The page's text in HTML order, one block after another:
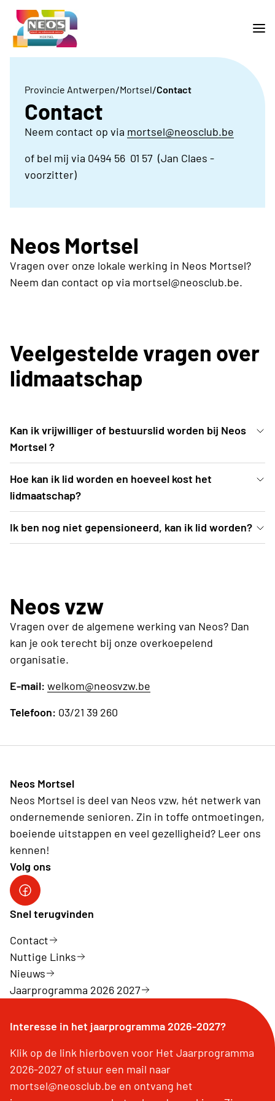
Provincie Antwerpen/Mortsel/Contact
Contact
Neem contact op via mortsel@neosclub.be
of bel mij via 0494 56 01 57 (Jan Claes -
voorzitter)
Neos Mortsel
Vragen over onze lokale werking in Neos Mortsel?
Neem dan contact op via mortsel@neosclub.be.
Veelgestelde vragen over
lidmaatschap
Kan ik vrijwilliger of bestuurslid worden bij Neos
Mortsel ?
Zeker! Neem contact met een van de bestuursleden
voor meer info.
Hoe kan ik lid worden en hoeveel kost het
lidmaatschap?
Lid worden kan via deze website met de knop op de
homepagina of door contact te nemen met een van
Ik ben nog niet gepensioneerd, kan ik lid worden?
Neos vzw
Vragen over de algemene werking van Neos? Dan
kan je ook terecht bij onze overkoepelend
organisatie.
E-mail: welkom@neosvzw.be
Telefoon: 03/21 39 260
Neos Mortsel
Neos Mortsel is deel van Neos vzw, hét netwerk van
ondernemende senioren. Zin in toffe ontmoetingen,
boeiende uitstappen en veel gezelligheid? Leer ons
kennen!
Volg ons
Snel terugvinden
Contact
Nuttige Links
Nieuws
Jaarprogramma 2026 2027
Interesse in het jaarprogramma 2026-2027?
Klik op de link hierboven voor Het Jaarprogramma
2026-2027 of stuur een mail naar
mortsel@neosclub.be en ontvang het